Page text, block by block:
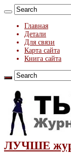
Главная
Детали
Для связи
Карта сайта
Книга сайта
ЛУЧШЕ